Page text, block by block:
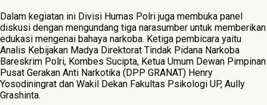
Dalam kegiatan ini Divisi Humas Polri juga membuka panel
diskusi dengan mengundang tiga narasumber untuk memberikan
edukasi mengenai bahaya narkoba. Ketiga pembicara yaitu
Analis Kebijakan Madya Direktorat Tindak Pidana Narkoba
Bareskrim Polri, Kombes Sucipta, Ketua Umum Dewan Pimpinan
Pusat Gerakan Anti Narkotika (DPP GRANAT) Henry
Yosodiningrat dan Wakil Dekan Fakultas Psikologi UP, Aully
Grashinta.